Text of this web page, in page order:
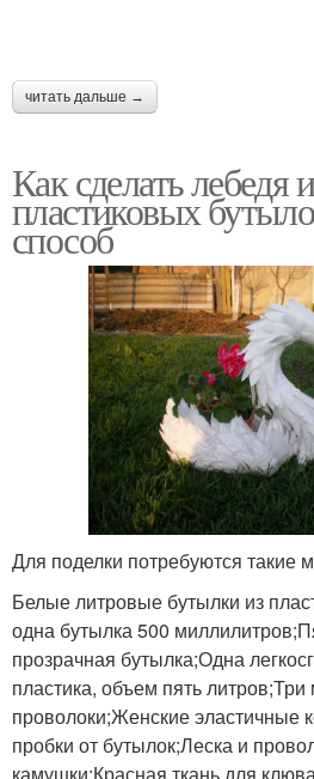
читать дальше →
Как сделать лебедя
пластиковых
способ
Для поделки потребуются такие
Белые литровые бутылки из
одна бутылка 500
прозрачная бутылка;Одна
пластика, объем пять литров;Три
проволоки;Женские эластичные
пробки от бутылок;Леска и